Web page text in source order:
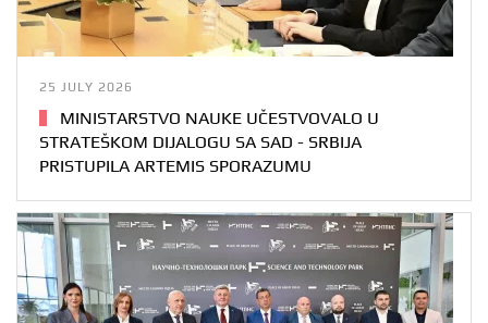
25 JULY 2026
MINISTARSTVO NAUKE UČESTVOVALO U
STRATEŠKOM DIJALOGU SA SAD - SRBIJA
PRISTUPILA ARTEMIS SPORAZUMU